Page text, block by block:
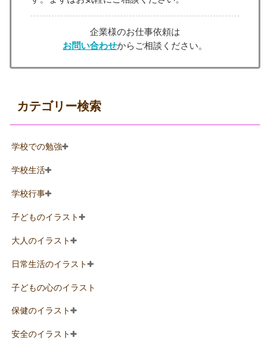
企業様のお仕事依頼は
お問い合わせからご相談ください。
カテゴリー検索
学校での勉強
学校生活
学校行事
子どものイラスト
大人のイラスト
日常生活のイラスト
子どもの心のイラスト
保健のイラスト
安全のイラスト